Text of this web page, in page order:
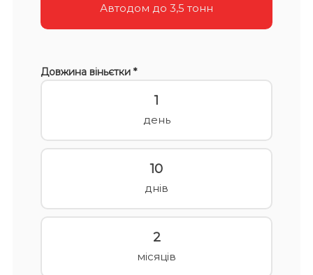
Автодом до 3,5 тонн
Довжина віньєтки *
1
день
10
днів
2
місяців